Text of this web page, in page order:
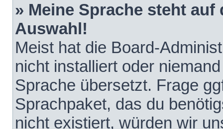
» Meine Sprache steht
Auswahl!
Meist hat die Board-
nicht installiert oder
Sprache übersetzt. Frage
Sprachpaket, das du
nicht existiert, würden wir